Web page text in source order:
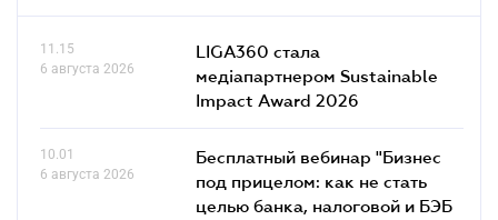
11.15
6 августа 2026
LIGA360 стала
медіапартнером Sustainable
Impact Award 2026
10.01
6 августа 2026
Бесплатный вебинар "Бизнес
под прицелом: как не стать
целью банка, налоговой и БЭБ